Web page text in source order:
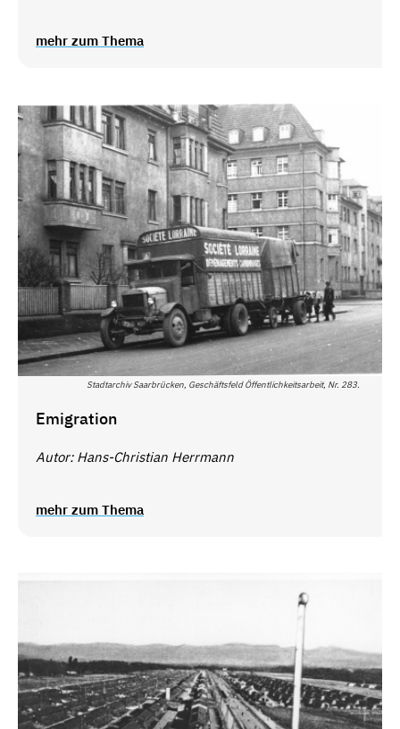
mehr zum Thema
Stadtarchiv Saarbrücken, Geschäftsfeld Öffentlichkeitsarbeit, Nr. 283.
Emigration
Autor: Hans-Christian Herrmann
mehr zum Thema